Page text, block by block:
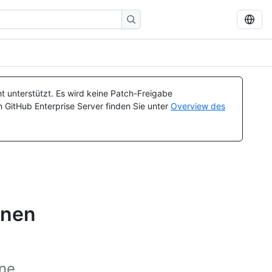
unterstützt. Es wird keine Patch-Freigabe
Enterprise Server finden Sie unter Overview des